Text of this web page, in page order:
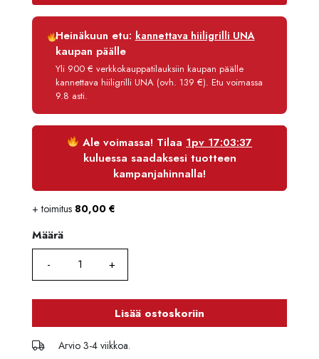
Luottoaika
12 kk
Korko
Käsittelymaksu
3,90 €/kk
Maksettava yhteensä
3 077,21 €
Heinäkuun etu: kannettava hiiligrilli UNA
kaupan päälle
Yli 900 € verkkokauppatilauksiin kaupan päälle
kannettava hiiligrilli UNA (ovh. 139 €). Etu voimassa
9.8 asti.
Ale voimassa! Tilaa 1pv 17:03:37
kuluessa saadaksesi tuotteen
kampanjahinnalla!
+ toimitus 80,00 €
Määrä
Määrä
Lisää ostoskoriin
Arvio 3-4 viikkoa.